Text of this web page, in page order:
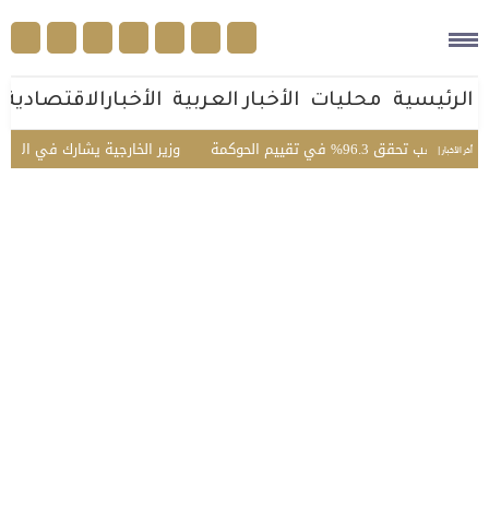
الرئيسية محليات الأخبار العربية الأخبارالاقتصادية
أخر الأخبار | وزير الخارجية يشارك في في تقييم الحوكمة